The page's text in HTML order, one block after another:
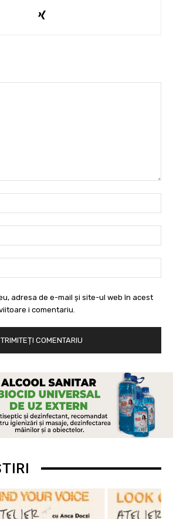
adresa de e-mail și site-ul web în acest
i comentariu.